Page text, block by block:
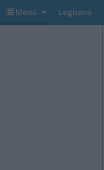
Menù Legnano